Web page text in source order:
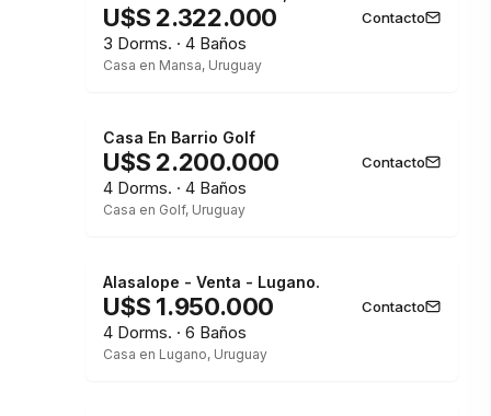
U$S 2.322.000 Contacto
3 Dorms. · 4 Baños
Casa en Mansa, Uruguay
Casa En Barrio Golf
U$S 2.200.000 Contacto
4 Dorms. · 4 Baños
Casa en Golf, Uruguay
Alasalope - Venta - Lugano.
U$S 1.950.000 Contacto
4 Dorms. · 6 Baños
Casa en Lugano, Uruguay